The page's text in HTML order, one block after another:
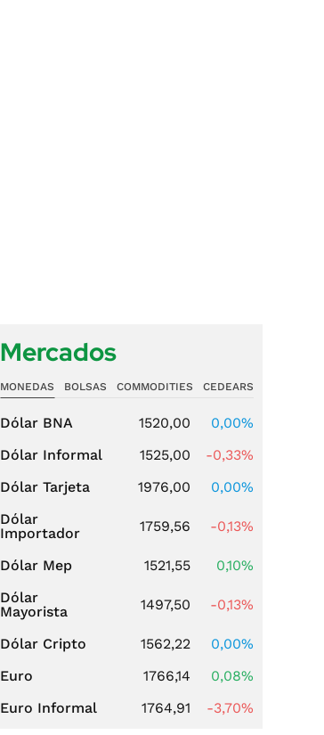
Mercados
MONEDAS BOLSAS COMMODITIES CEDEARS
Dólar BNA 1520,00
0,00%
Dólar Informal
1525,00
-0,33%
Dólar Tarjeta
1976,00
0,00%
Dólar
Importador
1759,56 -0,13%
Dólar Mep 1521,55
0,10%
Dólar
Mayorista
1497,50 -0,13%
Dólar Cripto 1562,22
0,00%
Euro
1766,14
0,08%
Euro Informal
1764,91 -3,70%